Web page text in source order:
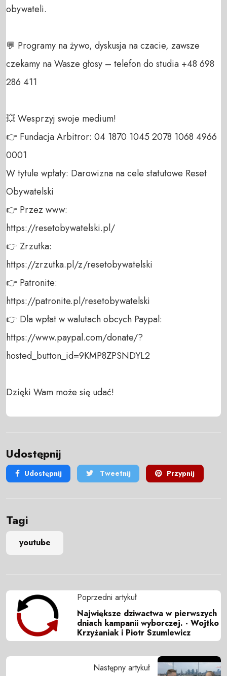
obywateli.
💬 Programy na żywo, dyskusja na czacie, zawsze
czekamy na Wasze głosy – telefon do studia +48 698
286 411
💥 Wesprzyj swoje medium!
👉 Fundacja Arbitror: 04 1870 1045 2078 1068 4966
0001
W tytule wpłaty: Darowizna na cele statutowe Reset
Obywatelski
👉 Przez www:
https://resetobywatelski.pl/
👉 Zrzutka:
https://zrzutka.pl/z/resetobywatelski
👉 Patronite:
https://patronite.pl/resetobywatelski
👉 Dla wpłat w walutach obcych Paypal:
https://www.paypal.com/donate/?
hosted_button_id=9KMP8ZPSNDYL2
Dzięki Wam może się udać!
Udostępnij
Udostępnij Tweetnij Przypnij
Tagi
youtube
Poprzedni artykuł
Największe dziwactwa w pierwszych
dniach kampanii wyborczej. - Wojtko
Krzyżaniak i Piotr Szumlewicz
Następny artykuł